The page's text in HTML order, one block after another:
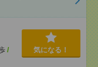
/
気になる！